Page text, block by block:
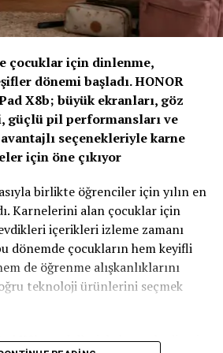
Damga Vurmaya Devam
Yeni Dönemin Belirleyicileri
veri odaklı müşteri yönetimi
yapay zeka ve büyük verinin
süreçlerindeki etkisi ele alındı.
İletişim ve Sağlık
Buçukoğlu: “Önümüzdeki
deneyimlerine dönüştürebilmek
güçlü araçlar sunuyor; ancak
temel değerler hâlâ şeffaflık,
ilişki kurabilme becerisidir.
hız ve verimliliği, “Empati
da arkamıza alarak
çocuklar için dinlenme,
dönemi başladı. HONOR
X8b; büyük ekranları, göz
pil performansları ve
seçenekleriyle karne
için öne çıkıyor
birlikte öğrenciler için yılın en
Karnelerini alan çocuklar için
içerikleri izleme zamanı
dönemde çocukların hem keyifli
de öğrenme alışkanlıklarını
teknoloji ürünlerini seçmek
X8b modelleriyle karne hediyesi